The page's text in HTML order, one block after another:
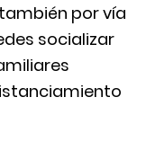
por vía
socializar